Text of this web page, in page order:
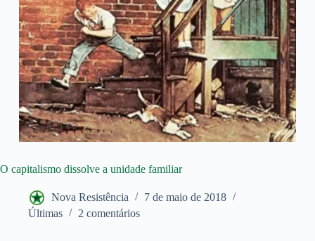
O capitalismo dissolve a unidade familiar
Nova Resistência
7 de maio de 2018
Últimas
2 comentários